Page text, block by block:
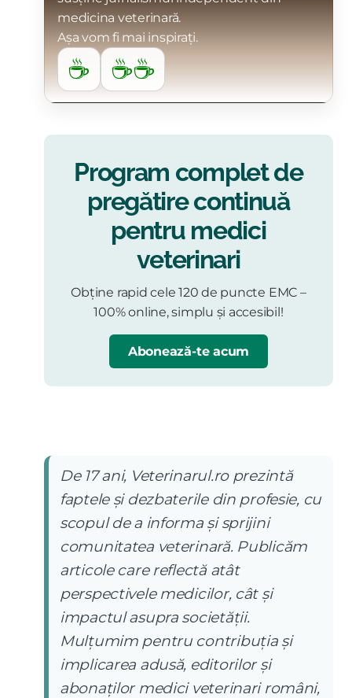
medicina veterinară.
Așa vom fi mai inspirați.
☕ ☕☕
Program complet de
pregătire continuă
pentru medici
veterinari
Obține rapid cele 120 de puncte EMC –
100% online, simplu și accesibil!
Abonează-te acum
De 17 ani, Veterinarul.ro prezintă
faptele și dezbaterile din profesie, cu
scopul de a informa și sprijini
comunitatea veterinară. Publicăm
articole care reflectă atât
perspectivele medicilor, cât și
impactul asupra societății.
Mulțumim pentru contribuția și
implicarea adusă, editorilor și
abonaților medici veterinari români,